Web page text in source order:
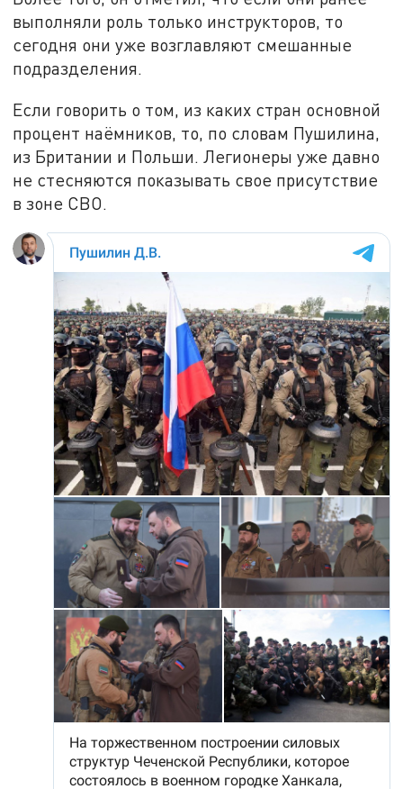
выполняли роль только инструкторов, то
сегодня они уже возглавляют смешанные
подразделения.
Если говорить о том, из каких стран основной
процент наёмников, то, по словам Пушилина,
из Британии и Польши. Легионеры уже давно
не стесняются показывать свое присутствие
в зоне СВО.